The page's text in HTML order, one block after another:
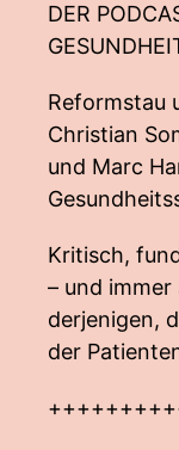
DER
Reformstau
Christian
und Marc
Kritisch,
– und immer
derjenigen,
der